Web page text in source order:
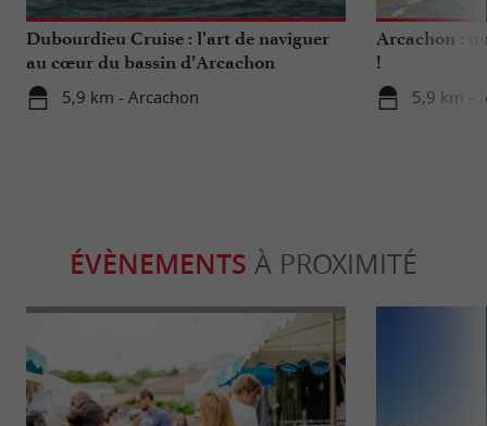
Dubourdieu Cruise : l’art de naviguer
au cœur du bassin d’Arcachon
5,9 km - Arcachon
Arcachon :
!
5,9 km -
ÉVÈNEMENTS À PROXIMITÉ